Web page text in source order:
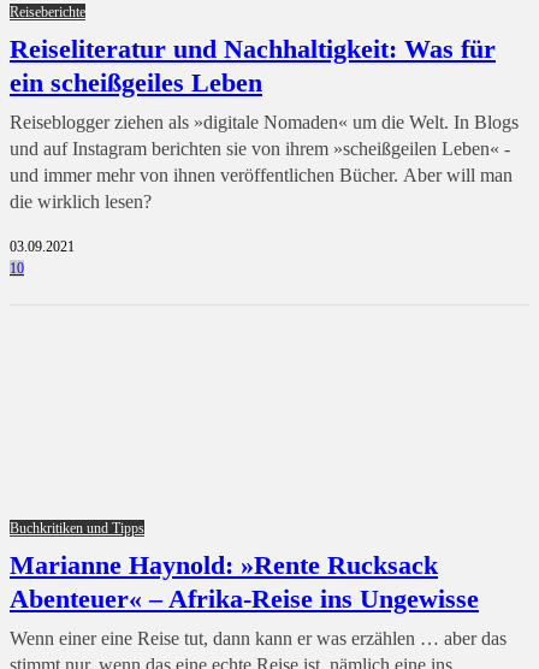
Reiseberichte
Reiseliteratur und Nachhaltigkeit: Was für
ein scheißgeiles Leben
Reiseblogger ziehen als »digitale Nomaden« um die Welt. In Blogs
und auf Instagram berichten sie von ihrem »scheißgeilen Leben« -
und immer mehr von ihnen veröffentlichen Bücher. Aber will man
die wirklich lesen?
03.09.2021
10
Buchkritiken und Tipps
Marianne Haynold: »Rente Rucksack
Abenteuer« – Afrika-Reise ins Ungewisse
Wenn einer eine Reise tut, dann kann er was erzählen … aber das
stimmt nur, wenn das eine echte Reise ist, nämlich eine ins